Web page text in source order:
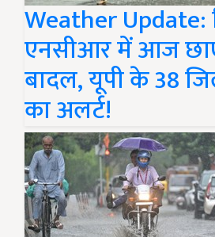
Weather Update:
एनसीआर में आज
बादल, यूपी के 38
का अलर्ट!